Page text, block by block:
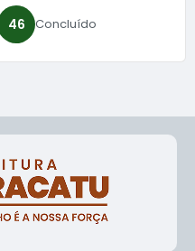
46 Concluído